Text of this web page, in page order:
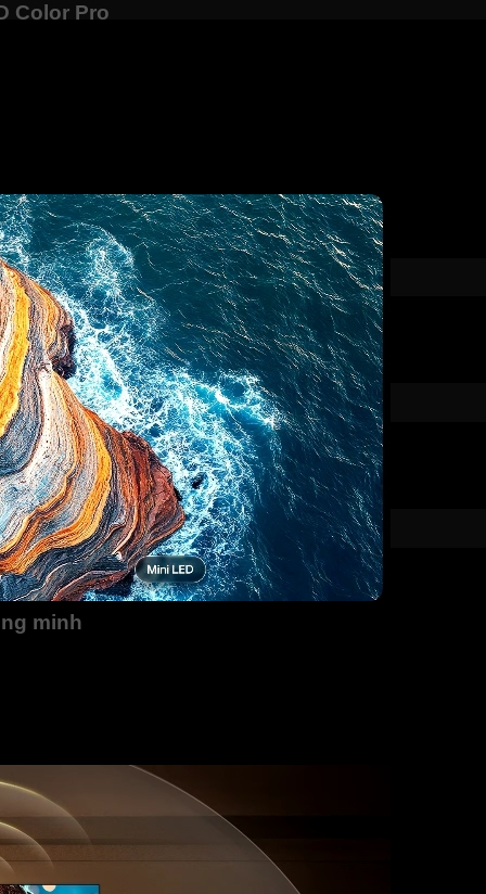
Color Pro
chính là công nghệ Mini LED tiên tiến. Hệ thống
và vùng tối có chiều sâu rõ rệt. Điều này mang lại trải
rộng dải màu và đạt 100% độ phủ màu theo tiêu chuẩn
ý đồ của nhà sản xuất nội dung. Từ những thước phim điện
mà.
minh
7 Gen 9 4K, đóng vai trò trung tâm trong việc nâng
độ sắc nét, độ tương phản và chiều sâu.
độ phân giải thấp cũng được nâng cấp lên gần chuẩn 4K,
nguồn khác nhau mà không lo giảm chất lượng hiển thị.